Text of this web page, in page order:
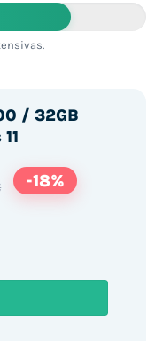
/ 32GB
-18%